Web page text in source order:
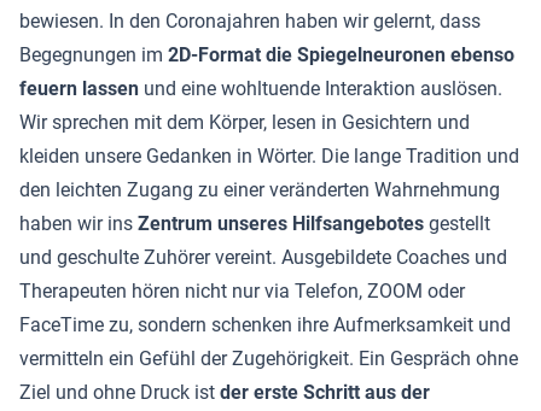
bewiesen. In den Coronajahren haben wir gelernt, dass
Begegnungen im 2D-Format die Spiegelneuronen ebenso
feuern lassen und eine wohltuende Interaktion auslösen.
Wir sprechen mit dem Körper, lesen in Gesichtern und
kleiden unsere Gedanken in Wörter. Die lange Tradition und
den leichten Zugang zu einer veränderten Wahrnehmung
haben wir ins Zentrum unseres Hilfsangebotes gestellt
und geschulte Zuhörer vereint. Ausgebildete Coaches und
Therapeuten hören nicht nur via Telefon, ZOOM oder
FaceTime zu, sondern schenken ihre Aufmerksamkeit und
vermitteln ein Gefühl der Zugehörigkeit. Ein Gespräch ohne
Ziel und ohne Druck ist der erste Schritt aus der